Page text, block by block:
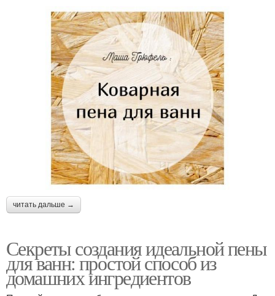
читать дальше →
Секреты создания идеальной пены
для ванн: простой способ из
домашних ингредиентов